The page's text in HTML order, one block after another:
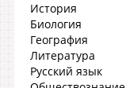
История
Биология
География
Литература
Русский язык